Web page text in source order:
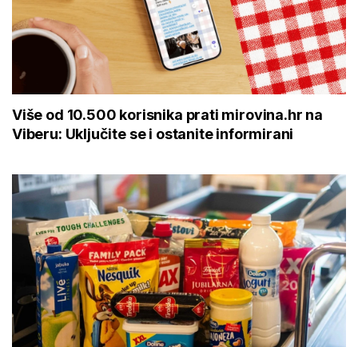
Više od 10.500 korisnika prati mirovina.hr na
Viberu: Uključite se i ostanite informirani